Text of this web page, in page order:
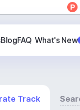
BlogFAQ What's New
Track